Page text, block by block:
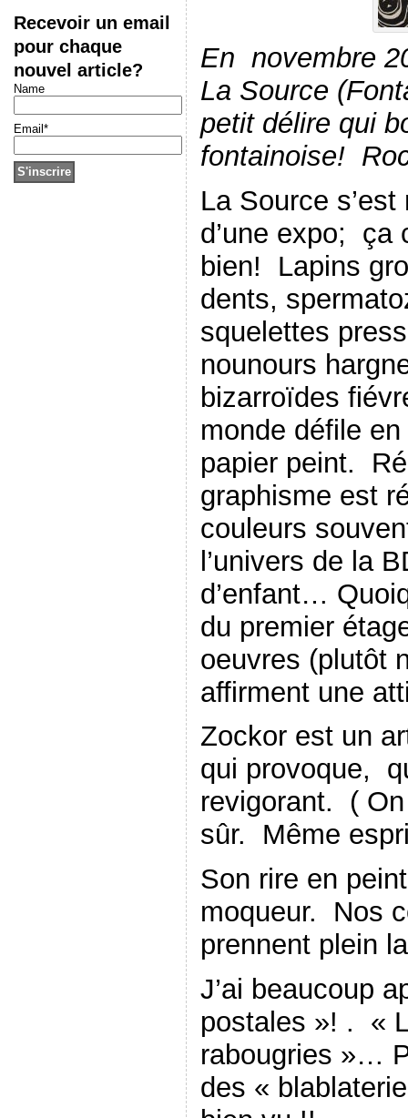
Recevoir un email
pour chaque
nouvel article?
Name
Email*
En novembre
La Source
petit délire qui
fontainoise!
La Source
d’une expo; ça
bien! Lapins
dents,
squelettes
nounours
bizarroïdes
monde défile
papier peint.
graphisme est
couleurs
l’univers de la
d’enfant…
du premier
oeuvres (plutôt
affirment une
Zockor est un
qui provoque,
revigorant. (
sûr. Même
Son rire en
moqueur. Nos
prennent plein
J’ai beaucoup
postales »! . «
rabougries »…
des «